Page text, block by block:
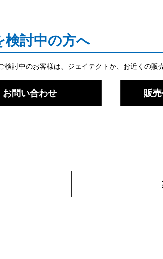
検討中の方へ
検討中のお客様は、ジェイテクトか、お近くの販
お問い合わせ 販